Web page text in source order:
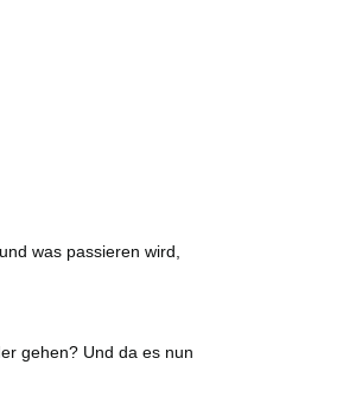
was passieren wird,
gehen? Und da es nun